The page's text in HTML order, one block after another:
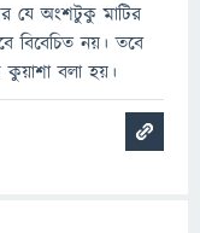
যে অংশটুকু মাটির
বিবেচিত নয়। তবে
বলা হয়।